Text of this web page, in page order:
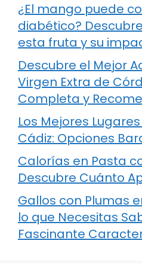
¿El mango puede
diabético?
esta fruta y su
Descubre el Mejor
Virgen Extra de
Completa y
Los Mejores
Cádiz: Opciones
Calorías en Pasta
Descubre Cuánto
Gallos con Plumas
lo que Necesitas
Fascinante